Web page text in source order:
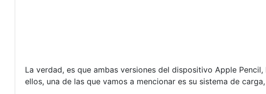
La verdad, es que ambas versiones del dispositivo Apple
ellos, una de las que vamos a mencionar es su sistema de